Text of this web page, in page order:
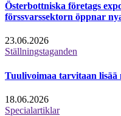
Österbottniska företags
förssvarssektorn öppnar
23.06.2026
Ställningstaganden
Tuulivoimaa tarvitaan lisää
18.06.2026
Specialartiklar